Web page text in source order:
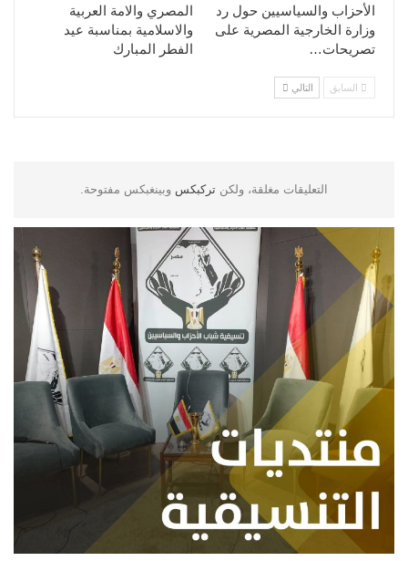
المصري والامة العربية
والاسلامية بمناسبة عيد
الفطر المبارك
الأحزاب والسياسيين حول رد
وزارة الخارجية المصرية على
تصريحات…
السابق التالي
التعليقات مغلقة، ولكن تركبكس وبينغبكس مفتوحة.